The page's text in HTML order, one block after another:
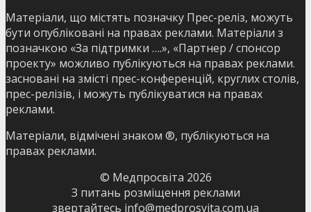
Матеріали, що містять позначку Прес-реліз, можуть
бути опубліковані на правах реклами. Матеріали з
позначкою «За підтримки ….», «Партнер / спонсор
проекту» можливо публікуються на правах реклами.
засновані на змісті прес-конференцій, круглих столів,
прес-релізів, і можуть публікуватися на правах
реклами.
Матеріали, відмічені знаком ®, публікуються на
правах реклами.
© Медпросвіта 2026
З питань розміщення реклами
звертайтесь info@medprosvita.com.ua